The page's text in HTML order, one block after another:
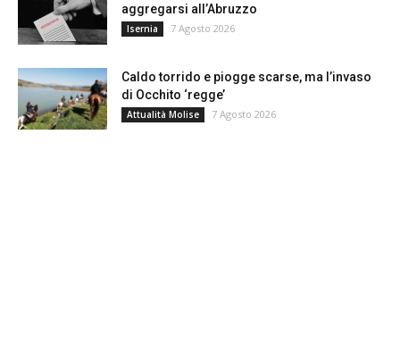
aggregarsi all’Abruzzo
Isernia 7 Agosto 2026
Caldo torrido e piogge scarse, ma l’invaso
di Occhito ‘regge’
Attualità Molise 7 Agosto 2026